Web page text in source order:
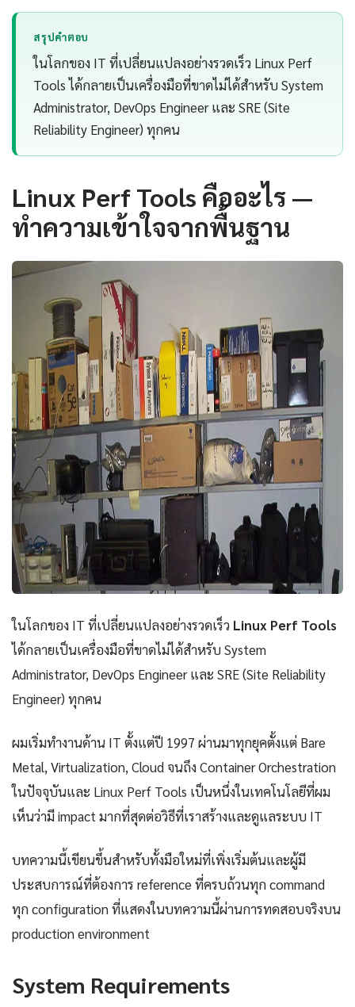
สรุปคำตอบ
ในโลกของ IT ที่เปลี่ยนแปลงอย่างรวดเร็ว Linux Perf
Tools ได้กลายเป็นเครื่องมือที่ขาดไม่ได้สำหรับ System
Administrator, DevOps Engineer และ SRE (Site
Reliability Engineer) ทุกคน
Linux Perf Tools คืออะไร —
ทำความเข้าใจจากพื้นฐาน
ในโลกของ IT ที่เปลี่ยนแปลงอย่างรวดเร็ว Linux Perf Tools
ได้กลายเป็นเครื่องมือที่ขาดไม่ได้สำหรับ System
Administrator, DevOps Engineer และ SRE (Site Reliability
Engineer) ทุกคน
ผมเริ่มทำงานด้าน IT ตั้งแต่ปี 1997 ผ่านมาทุกยุคตั้งแต่ Bare
Metal, Virtualization, Cloud จนถึง Container Orchestration
ในปัจจุบันและ Linux Perf Tools เป็นหนึ่งในเทคโนโลยีที่ผม
เห็นว่ามี impact มากที่สุดต่อวิธีที่เราสร้างและดูแลระบบ IT
บทความนี้เขียนขึ้นสำหรับทั้งมือใหม่ที่เพิ่งเริ่มต้นและผู้มี
ประสบการณ์ที่ต้องการ reference ที่ครบถ้วนทุก command
ทุก configuration ที่แสดงในบทความนี้ผ่านการทดสอบจริงบน
production environment
System Requirements